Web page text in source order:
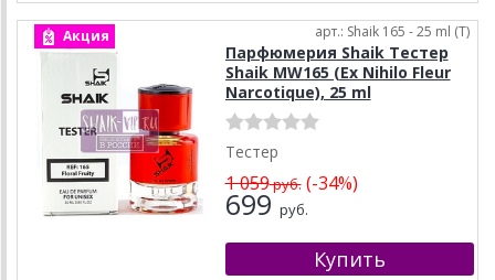
Акция арт.: Shaik 165 - 25 ml (T)
Парфюмерия Shaik Тестер
Shaik MW165 (Ex Nihilo Fleur
Narcotique), 25 ml
Тестер
1 059руб.(-34%)
699 руб.